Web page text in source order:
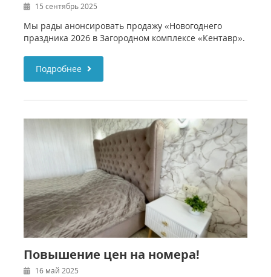
15 сентябрь 2025
Мы рады анонсировать продажу «Новогоднего
праздника 2026 в Загородном комплексе «Кентавр».
Подробнее
Повышение цен на номера!
16 май 2025